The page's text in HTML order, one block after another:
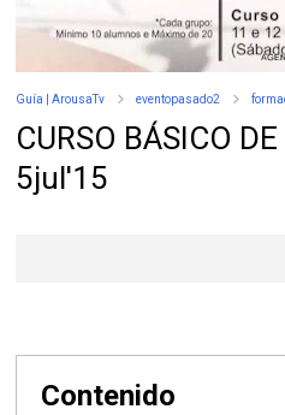
Guía | ArousaTv eventopasado2
CURSO BÁSICO
5jul'15
Contenido